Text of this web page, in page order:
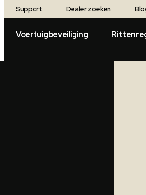
Support Dealer zoeken
Voertuigbeveiliging